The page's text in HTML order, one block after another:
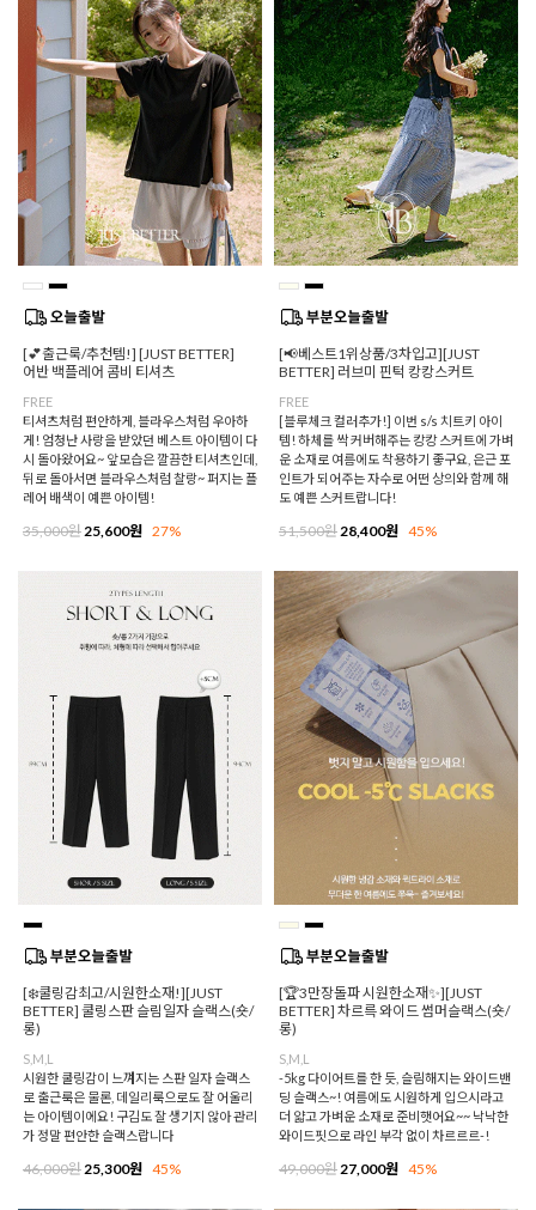
[💕출근룩/추천템!] [JUST BETTER]
어반 백플레어 콤비 티셔츠
FREE
티셔츠처럼 편안하게, 블라우스처럼 우아하
게! 엄청난 사랑을 받았던 베스트 아이템이 다
시 돌아왔어요~ 앞모습은 깔끔한 티셔츠인데,
뒤로 돌아서면 블라우스처럼 찰랑~ 퍼지는 플
레어 배색이 예쁜 아이템!
35,000원25,600원 27%
[📢베스트1위상품/3차입고][JUST
BETTER] 러브미 핀턱 캉캉스커트
FREE
[블루체크 컬러추가!] 이번 s/s 치트키 아이
템! 하체를 싹 커버해주는 캉캉 스커트에 가벼
운 소재로 여름에도 착용하기 좋구요, 은근 포
인트가 되어주는 자수로 어떤 상의와 함께 해
도 예쁜 스커트랍니다!
51,500원28,400원 45%
[❄️쿨링감최고/시원한소재!][JUST
BETTER] 쿨링스판 슬림일자 슬랙스(숏/
롱)
S,M,L
시원한 쿨링감이 느껴지는 스판 일자 슬랙스
로 출근룩은 물론, 데일리룩으로도 잘 어울리
는 아이템이에요! 구김도 잘 생기지 않아 관리
가 정말 편안한 슬랙스랍니다
46,000원 25,300원 45%
[🏆3만장돌파 시원한소재✨][JUST
BETTER] 차르륵 와이드 썸머슬랙스(숏/
롱)
S,M,L
-5kg 다이어트를 한 듯, 슬림해지는 와이드밴
딩 슬랙스~! 여름에도 시원하게 입으시라고
더 얇고 가벼운 소재로 준비햇어요~~ 낙낙한
와이드핏으로 라인 부각 없이 차르르르-!
49,000원 27,000원 45%